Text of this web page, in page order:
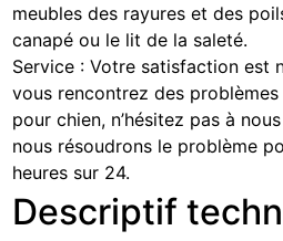
meubles des rayures et des
canapé ou le lit de la saleté.
Service : Votre satisfaction est
vous rencontrez des
pour chien, n’hésitez pas à
nous résoudrons le problème
heures sur 24.
Descriptif